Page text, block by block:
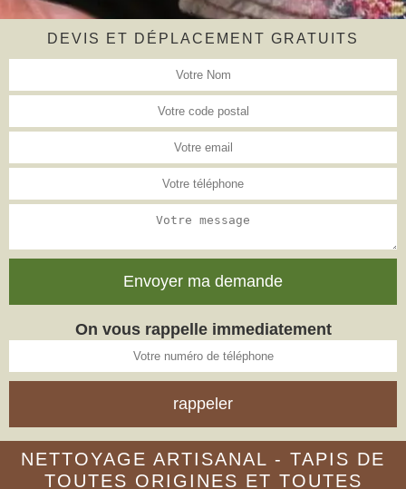
DEVIS ET DÉPLACEMENT GRATUITS
On vous rappelle immediatement
NETTOYAGE ARTISANAL - TAPIS DE
TOUTES ORIGINES ET TOUTES